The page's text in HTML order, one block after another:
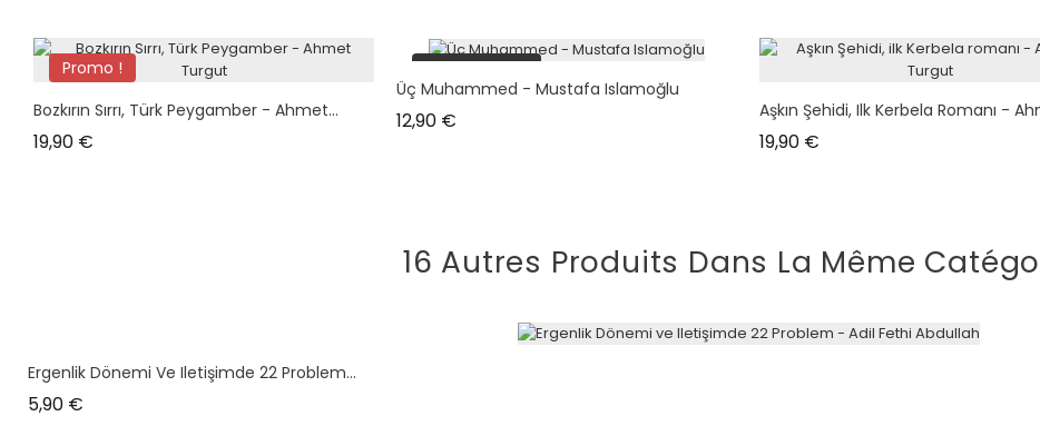
Promo !
Bozkırın Sırrı, Türk Peygamber - Ahmet...
19,90 €
plus en stock
Üç Muhammed - Mustafa Islamoğlu
12,90 € Aşkın Şehidi, Ilk Kerbela Romanı -
19,90 €
16 Autres Produits Dans La Même
Ergenlik Dönemi Ve Iletişimde 22 Problem...
5,90 €